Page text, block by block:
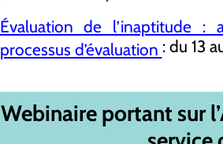
Évaluation de l’inaptitude :
processus d’évaluation : du 13
Webinaire portant sur